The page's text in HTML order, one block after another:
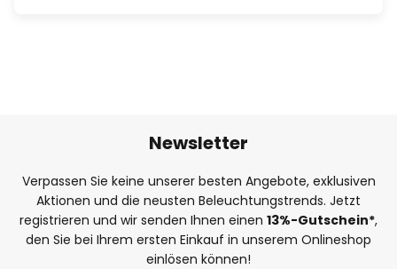
Newsletter
Verpassen Sie keine unserer besten Angebote, exklusiven
Aktionen und die neusten Beleuchtungstrends. Jetzt
registrieren und wir senden Ihnen einen 13%-Gutschein*,
den Sie bei Ihrem ersten Einkauf in unserem Onlineshop
einlösen können!